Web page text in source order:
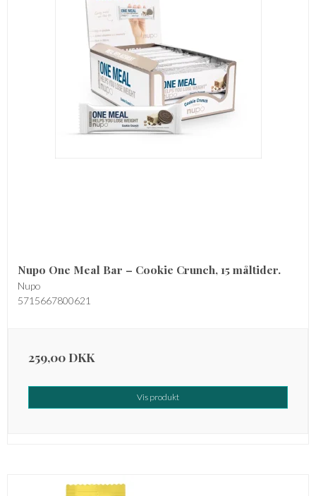
Nupo One Meal Bar – Cookie Crunch, 15 måltider.
Nupo
5715667800621
259,00 DKK
Vis produkt